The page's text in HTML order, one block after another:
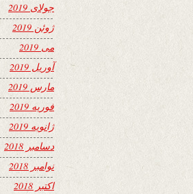
جولای 2019
ژوئن 2019
می 2019
آوریل 2019
مارس 2019
فوریه 2019
ژانویه 2019
دسامبر 2018
نوامبر 2018
اکتبر 2018